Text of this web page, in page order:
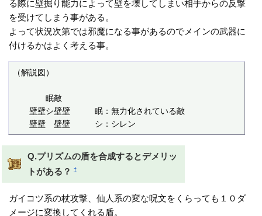
る際に壁掘り能力によって壁を壊してしまい相手からの反撃
を受けてしまう事がある。
よって状況次第では邪魔になる事があるのでメインの武器に
付けるかはよく考える事。
（解説図）
眠敵
壁壁シ壁壁　　　眠：無力化されている敵
壁壁　壁壁　　　シ：シレン
Q.プリズムの盾を合成するとデメリッ
トがある？
†
ガイコツ系の杖攻撃、仙人系の変な呪文をくらっても１０ダ
メージに変換してくれる盾。